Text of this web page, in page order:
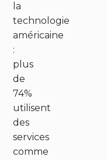
la
technologie
américaine
:
plus
de
74%
utilisent
des
services
comme